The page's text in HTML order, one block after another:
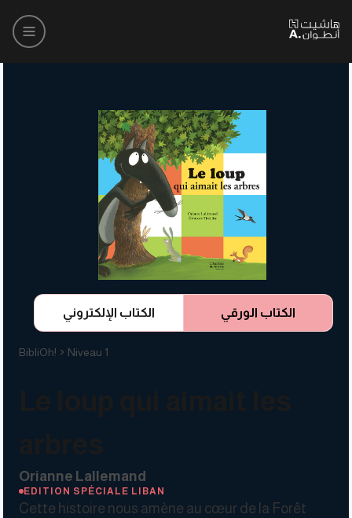
الكتاب الورقي الكتاب الإلكتروني
BibliOh! Niveau 1
Orianne Lallemand
EDITION SPÉCIALE LIBAN
Cette histoire nous amène au cœur de la Forêt